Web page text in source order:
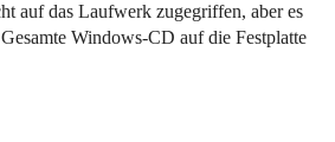
auf das Laufwerk zugegriffen, aber es
Windows-CD auf die Festplatte